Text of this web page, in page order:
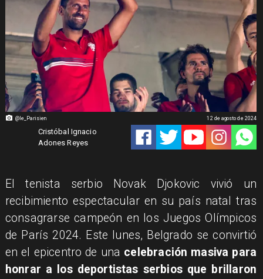
@le_Parisien
Cristóbal Ignacio
Adones Reyes
12 de agosto de 2024
El tenista serbio Novak Djokovic vivió un
recibimiento espectacular en su país natal tras
consagrarse campeón en los Juegos Olímpicos
de París 2024. Este lunes, Belgrado se convirtió
en el epicentro de una celebración masiva para
honrar a los deportistas serbios que brillaron